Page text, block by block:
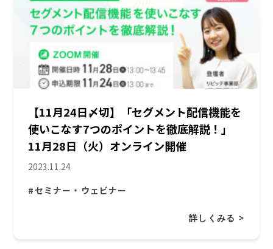
【11月24日〆切】「セグメント配信機能を
使いこなす7つのポイントを徹底解説！」
11月28日（火）オンライン開催
2023.11.24
#セミナー・ウェビナー
詳しくみる >